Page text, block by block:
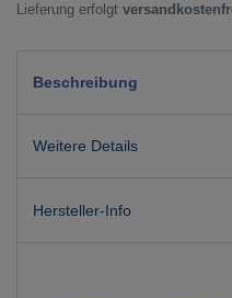
Lieferung erfolgt
Beschreibung
Weitere Details
Hersteller-Info